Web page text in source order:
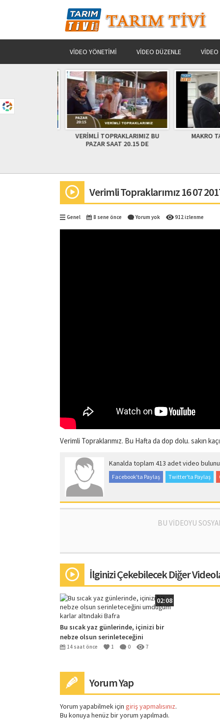
VIDEO YÖNETIMI VIDEO DÜZENLE VIDEO
VERİMLİ TOPRAKLARIMIZ BU
PAZAR SAAT 20.15 DE
MAKRO
Verimli Topraklarımız 16 07
Genel 8 sene önce Yorum yok 912 izlenme
Verimli Topraklarımız. Bu Hafta da dop dolu. sakın
Kanalda toplam 413 adet video
Facebook'ta Paylaş Twitter'ta Paylaş
BU VİDEOYU
İlginizi Çekebilecek Diğer
02:08
Bu sıcak yaz günlerinde, içinizi bir
nebze olsun serinleteceğini
umduğum karlar altındaki Bafra
14 saat önce 1 0 7
Yorum Yap
Yorum yapabilmek için giriş yapmalısınız.
Bu konuya henüz bir yorum yapılmadı.